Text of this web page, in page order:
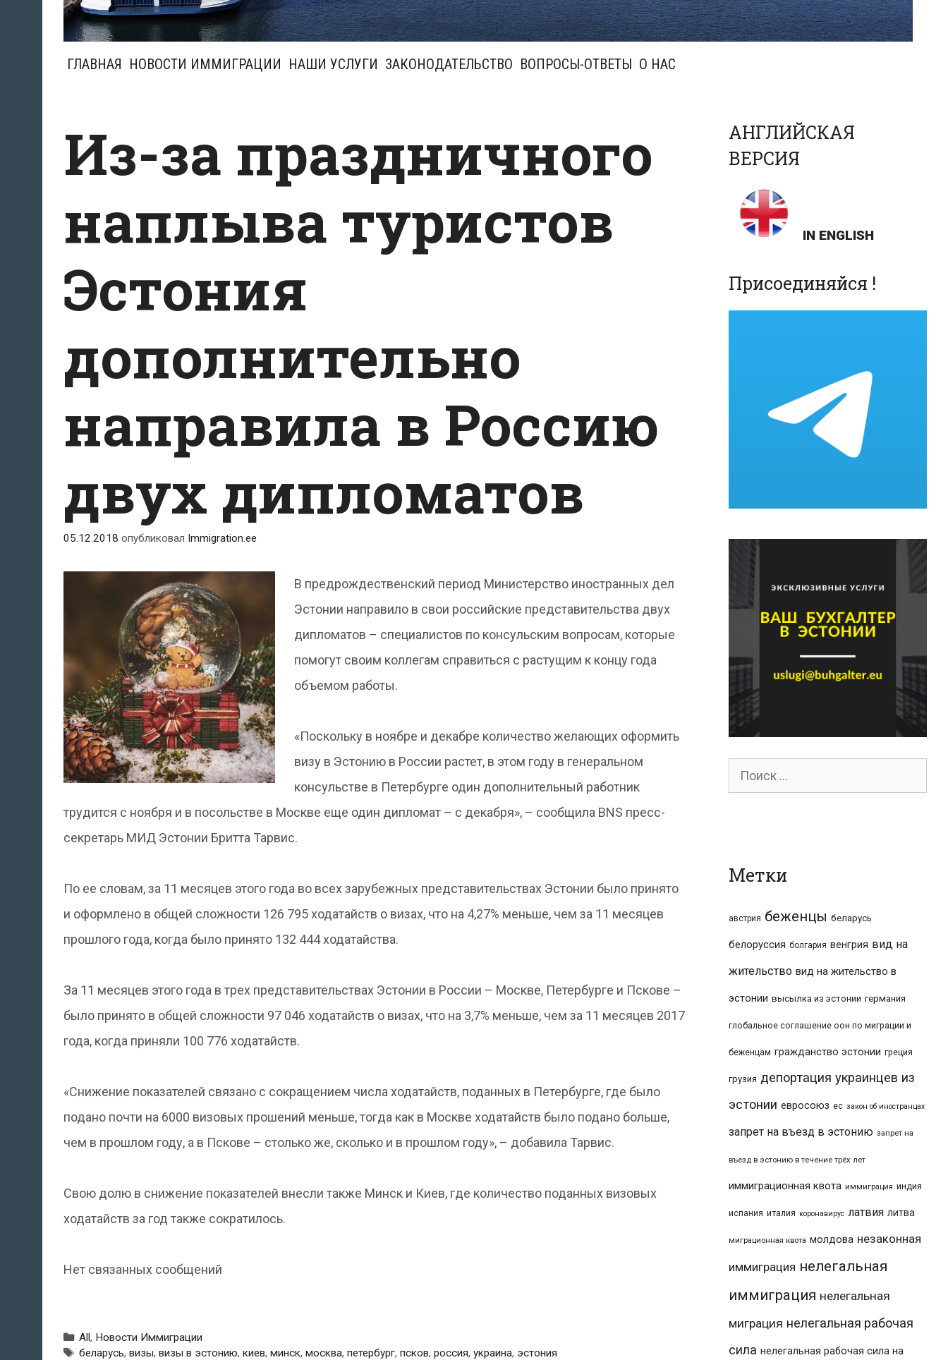
ГЛАВНАЯ НОВОСТИ ИММИГРАЦИИ НАШИ УСЛУГИ ЗАКОНОДАТЕЛЬСТВО ВОПРОСЫ-ОТВЕТЫ О НАС
Из-за праздничного
наплыва туристов
Эстония
дополнительно
направила в Россию
двух дипломатов
05.12.2018 опубликовал Immigration.ee
В предрождественский период Министерство иностранных дел
Эстонии направило в свои российские представительства двух
дипломатов – специалистов по консульским вопросам, которые
помогут своим коллегам справиться с растущим к концу года
объемом работы.
«Поскольку в ноябре и декабре количество желающих оформить
визу в Эстонию в России растет, в этом году в генеральном
консульстве в Петербурге один дополнительный работник
трудится с ноября и в посольстве в Москве еще один дипломат – с декабря», – сообщила BNS пресс-
секретарь МИД Эстонии Бритта Тарвис.
По ее словам, за 11 месяцев этого года во всех зарубежных представительствах Эстонии было принято
и оформлено в общей сложности 126 795 ходатайств о визах, что на 4,27% меньше, чем за 11 месяцев
прошлого года, когда было принято 132 444 ходатайства.
За 11 месяцев этого года в трех представительствах Эстонии в России – Москве, Петербурге и Пскове –
было принято в общей сложности 97 046 ходатайств о визах, что на 3,7% меньше, чем за 11 месяцев 2017
года, когда приняли 100 776 ходатайств.
«Снижение показателей связано с сокращением числа ходатайств, поданных в Петербурге, где было
подано почти на 6000 визовых прошений меньше, тогда как в Москве ходатайств было подано больше,
чем в прошлом году, а в Пскове – столько же, сколько и в прошлом году», – добавила Тарвис.
Свою долю в снижение показателей внесли также Минск и Киев, где количество поданных визовых
ходатайств за год также сократилось.
Нет связанных сообщений
Рубрики
All, Новости Иммиграции
Метки
беларусь,визы,визы в эстонию,киев,минск,москва,петербург,псков,россия,украина, эстония
АНГЛИЙСКАЯ
ВЕРСИЯ
IN ENGLISH
Присоединяйся !
Поиск
для:
Метки
австрия беженцы беларусь
белоруссия болгария венгрия вид на
жительство вид на жительство в
эстонии высылка из эстонии германия
глобальное соглашение оон по миграции и
беженцам гражданство эстонии греция
грузия депортация украинцев из
эстонии евросоюз ес закон об иностранцах
запрет на въезд в эстонию запрет на
въезд в эстонию в течение трёх лет
иммиграционная квота иммиграция индия
испания италия коронавирус латвия литва
миграционная квота молдова незаконная
иммиграция нелегальная
иммиграция нелегальная
миграция нелегальная рабочая
сила нелегальная рабочая сила на